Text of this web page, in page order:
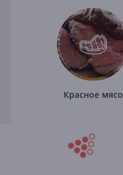
Красное мясо